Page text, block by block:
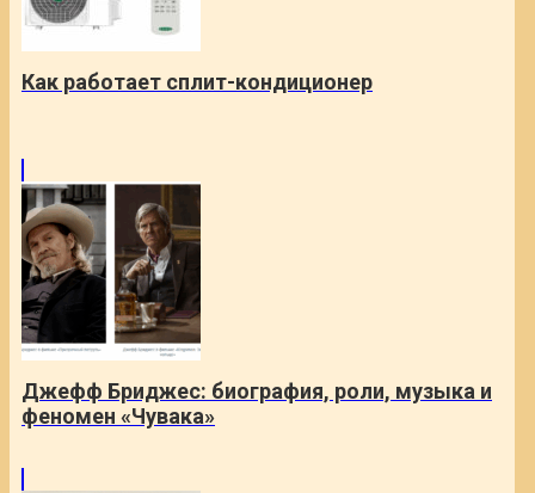
Как работает сплит-кондиционер
Джефф Бриджес: биография, роли, музыка и
феномен «Чувака»